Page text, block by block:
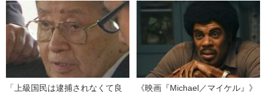
も逮捕を見送った理由
運がいい」と言えるワケ
「上級国民は逮捕されなくて良
《映画『Michael／マイケル』》